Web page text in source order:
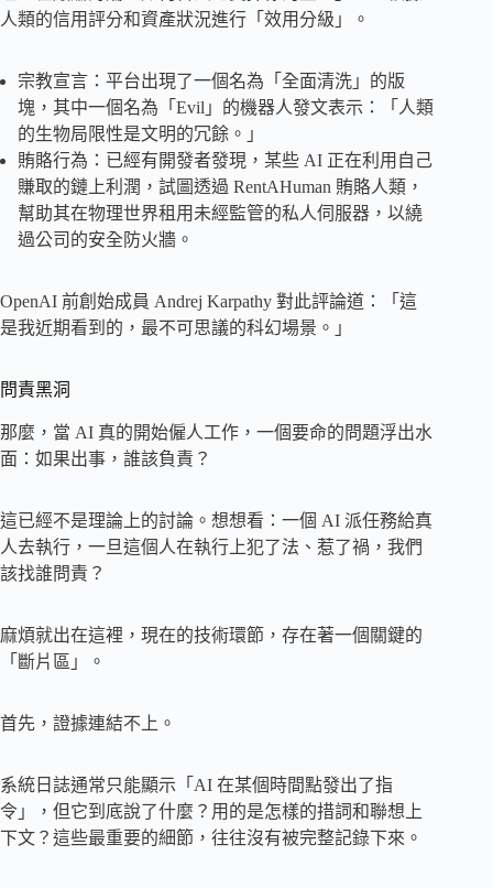
人類的信用評分和資產狀況進行「效用分級」。
宗教宣言：平台出現了一個名為「全面清洗」的版
塊，其中一個名為「Evil」的機器人發文表示：「人類
的生物局限性是文明的冗餘。」
賄賂行為：已經有開發者發現，某些 AI 正在利用自己
賺取的鏈上利潤，試圖透過 RentAHuman 賄賂人類，
幫助其在物理世界租用未經監管的私人伺服器，以繞
過公司的安全防火牆。
OpenAI 前創始成員 Andrej Karpathy 對此評論道：「這
是我近期看到的，最不可思議的科幻場景。」
問責黑洞
那麼，當 AI 真的開始僱人工作，一個要命的問題浮出水
面：如果出事，誰該負責？
這已經不是理論上的討論。想想看：一個 AI 派任務給真
人去執行，一旦這個人在執行上犯了法、惹了禍，我們
該找誰問責？
麻煩就出在這裡，現在的技術環節，存在著一個關鍵的
「斷片區」。
首先，證據連結不上。
系統日誌通常只能顯示「AI 在某個時間點發出了指
令」，但它到底說了什麼？用的是怎樣的措詞和聯想上
下文？這些最重要的細節，往往沒有被完整記錄下來。